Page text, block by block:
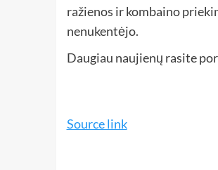
ražienos ir kombaino
nenukentėjo.
Daugiau naujienų rasite
Source link